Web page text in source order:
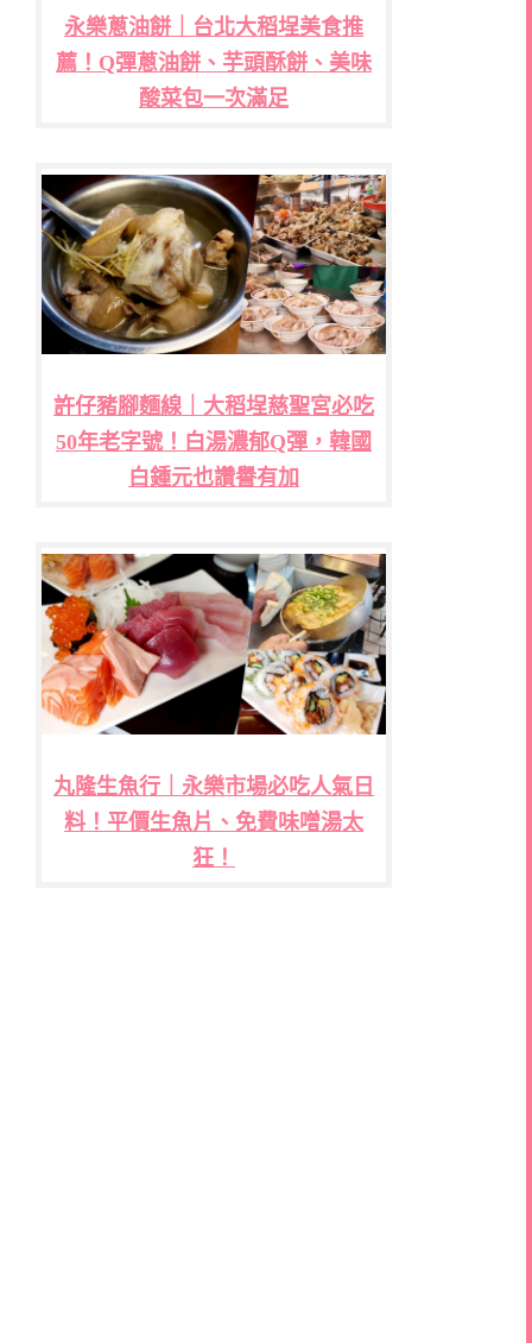
永樂蔥油餅｜台北大稻埕美食推
薦！Q彈蔥油餅、芋頭酥餅、美味
酸菜包一次滿足
許仔豬腳麵線｜大稻埕慈聖宮必吃
50年老字號！白湯濃郁Q彈，韓國
白鍾元也讚譽有加
丸隆生魚行｜永樂市場必吃人氣日
料！平價生魚片、免費味噌湯太
狂！